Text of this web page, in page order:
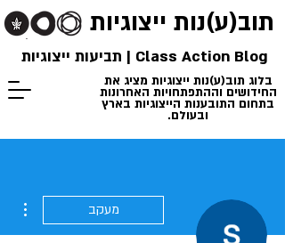
תוב(ע)נות ייצוגיות
בלוג תוב(ע)נות ייצוגיות מציג את
החידושים וההתפתחויות האחרונות
בתחום התובענות הייצוגיות בארץ
ובעולם.
Class Action Blog | תביעות ייצוגיות
מעקב